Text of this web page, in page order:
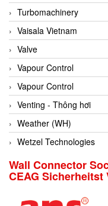
Contrinex
Control Solution Minesota
Copeland
Cortem
Cosa Xentaur
Cosil
Coulton
Crouzet
Crowcon
Crutec Dust Zero
Turbomachinery
Vaisala Vietnam
Valve
Vapour Control
Vapour Control
Venting - Thông hơi
Weather (WH)
Wetzel Technologies
Wall Connector
CEAG Sicherheitst